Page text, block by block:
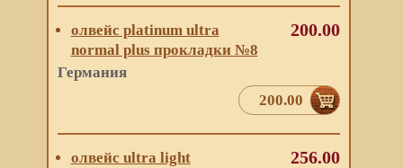
олвейс platinum ultra
normal plus прокладки №8
Германия
200.00
200.00
олвейс ultra light
256.00